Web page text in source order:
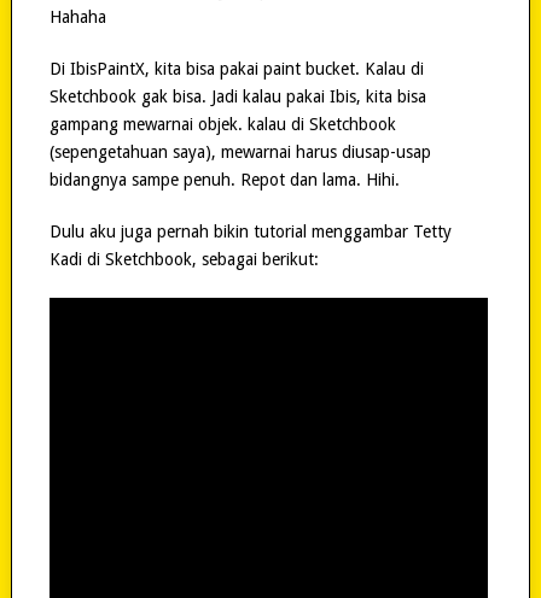
Hahaha
Di IbisPaintX, kita bisa pakai paint bucket. Kalau di
Sketchbook gak bisa. Jadi kalau pakai Ibis, kita bisa
gampang mewarnai objek. kalau di Sketchbook
(sepengetahuan saya), mewarnai harus diusap-usap
bidangnya sampe penuh. Repot dan lama. Hihi.
Dulu aku juga pernah bikin tutorial menggambar Tetty
Kadi di Sketchbook, sebagai berikut: